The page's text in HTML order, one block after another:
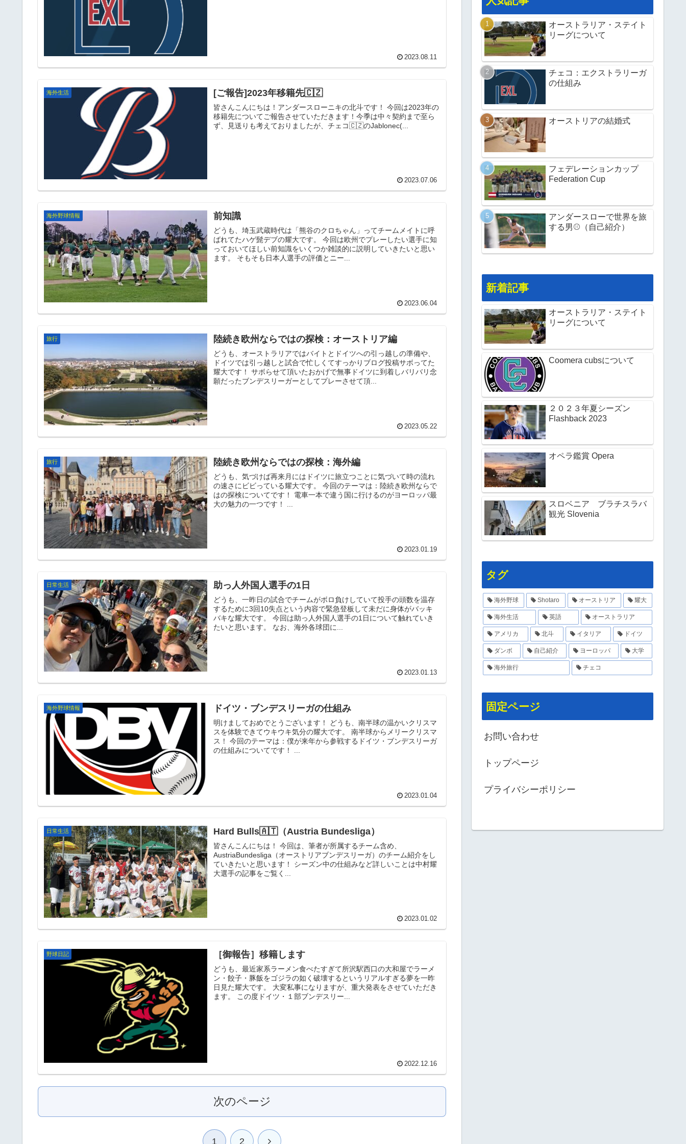
2023.08.11
海外生活 [ご報告]2023年移籍先🇨🇿
皆さんこんにちは！アンダースローニキの北斗です！ 今回は2023年の
移籍先についてご報告させていただきます！今季は中々契約まで至ら
ず、見送りも考えておりましたが、チェコ🇨🇿のJablonec(...
2023.07.06
海外野球情報 前知識
どうも、埼玉武蔵時代は「熊谷のクロちゃん」ってチームメイトに呼
ばれてたハゲ髭デブの耀大です。 今回は欧州でプレーしたい選手に知
っておいてほしい前知識をいくつか雑談的に説明していきたいと思い
ます。 そもそも日本人選手の評価とニー...
2023.06.04
旅行 陸続き欧州ならではの探検：オーストリア編
どうも、オーストラリアではバイトとドイツへの引っ越しの準備や、
ドイツでは引っ越しと試合で忙しくてすっかりブログ投稿サボってた
耀大です！ サボらせて頂いたおかげで無事ドイツに到着しバリバリ念
願だったブンデスリーガーとしてプレーさせて頂...
2023.05.22
旅行 陸続き欧州ならではの探検：海外編
どうも、気づけば再来月にはドイツに旅立つことに気づいて時の流れ
の速さにビビっている耀大です。 今回のテーマは：陸続き欧州ならで
はの探検についてです！ 電車一本で違う国に行けるのがヨーロッパ最
2023.01.19
日常生活 助っ人外国人選手の1日
どうも、一昨日の試合でチームがボロ負けしていて投手の頭数を温存
するために3回10失点という内容で緊急登板して未だに身体がバッキ
バキな耀大です。 今回は助っ人外国人選手の1日について触れていき
たいと思います。 なお、海外各球団に...
2023.01.13
海外野球情報 ドイツ・ブンデスリーガの仕組み
明けましておめでとうございます！ どうも、南半球の温かいクリスマ
スを体験できてウキウキ気分の耀大です。 南半球からメリークリスマ
ス！ 今回のテーマは：僕が来年から参戦するドイツ・ブンデスリーガ
2023.01.04
日常生活 Hard Bulls🇦🇹（Austria Bundesliga）
皆さんこんにちは！ 今回は、筆者が所属するチーム含め、
AustriaBundesliga（オーストリアブンデスリーガ）のチーム紹介をし
ていきたいと思います！ シーズン中の仕組みなど詳しいことは中村耀
大選手の記事をご覧く...
2023.01.02
野球日記 ［御報告］移籍します
どうも、最近家系ラーメン食べたすぎて所沢駅西口の大和屋でラーメ
ン・餃子・豚飯をゴジラの如く破壊するというリアルすぎる夢を一昨
日見た耀大です。 大変私事になりますが、重大発表をさせていただき
ます。 この度ドイツ・１部ブンデスリー...
2022.12.16
次のページ
1 2
オーストラリア・ステイト
リーグについて
チェコ：エクストラリーガ
の仕組み
オーストリアの結婚式
フェデレーションカップ
Federation Cup
アンダースローで世界を旅
する男⚾️（自己紹介）
新着記事
オーストラリア・ステイト
リーグについて
Coomera cubsについて
２０２３年夏シーズン
Flashback 2023
オペラ鑑賞 Opera
スロベニア ブラチスラバ
観光 Slovenia
タグ
海外野球 Shotaro オーストリア 耀大
海外生活 英語 オーストラリア
アメリカ 北斗 イタリア ドイツ
ダンボ 自己紹介 ヨーロッパ 大学
海外旅行 チェコ
固定ページ
お問い合わせ
トップページ
プライバシーポリシー